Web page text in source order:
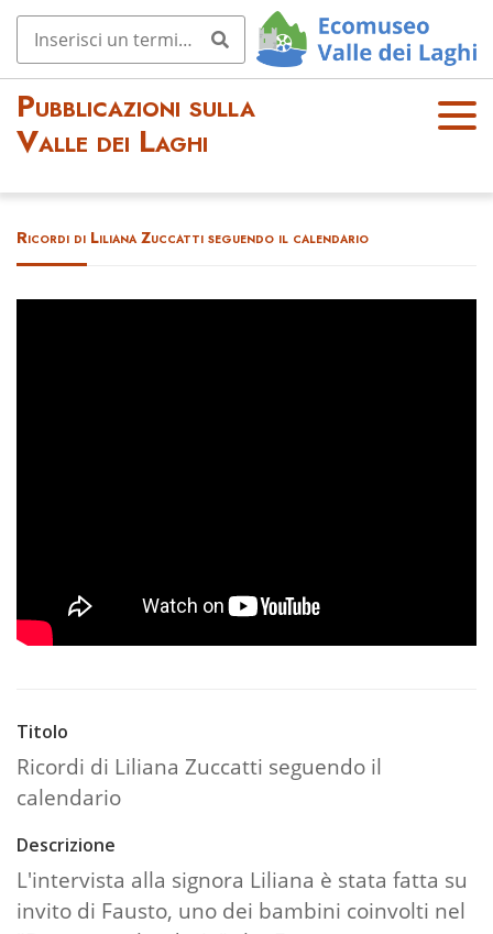
Pubblicazioni sulla
Valle dei Laghi
OPE
Ricordi di Liliana Zuccatti seguendo il calendario
Titolo
Ricordi di Liliana Zuccatti seguendo il
calendario
Descrizione
L'intervista alla signora Liliana è stata fatta su
invito di Fausto, uno dei bambini coinvolti nel